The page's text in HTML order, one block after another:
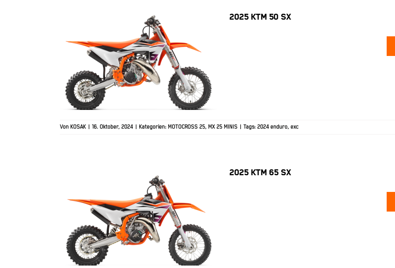
2025 KTM 50 SX
2025 KTM 50 SX
Von KOSAK 16. Oktober, 2024 Kategorien: MOTOCROSS 25, MX 25 MINIS Tags: 2024 enduro, exc
2025 KTM 65 SX
2025 KTM 65 SX